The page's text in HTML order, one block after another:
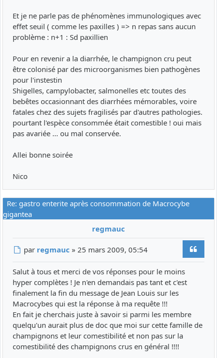
Et je ne parle pas de phénomènes immunologiques avec
effet seuil ( comme les paxilles ) => n repas sans aucun
problème : n+1 : Sd paxillien
Pour en revenir a la diarrhée, le champignon cru peut
être colonisé par des microorganismes bien pathogènes
pour l'instestin
Shigelles, campylobacter, salmonelles etc toutes des
bebêtes occasionnant des diarrhées mémorables, voire
fatales chez des sujets fragilisés par d'autres pathologies.
pourtant l'espèce consommée était comestible ! oui mais
pas avariée ... ou mal conservée.
Allei bonne soirée
Nico
Re: gastro enterite après consommation de Macrocybe
gigantea
regmauc
Message
par regmauc »25 mars 2009, 05:54
Salut à tous et merci de vos réponses pour le moins
hyper complètes ! Je n'en demandais pas tant et c'est
finalement la fin du message de Jean Louis sur les
Macrocybes qui est la réponse à ma requête !!!
En fait je cherchais juste à savoir si parmi les membre
quelqu'un aurait plus de doc que moi sur cette famille de
champignons et leur comestibilité et non pas sur la
comestibilité des champignons crus en général !!!!